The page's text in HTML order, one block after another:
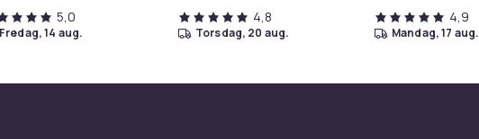
5,0
fredag, 14 aug.
4,8
torsdag, 20 aug.
4,9
mandag, 17 aug.